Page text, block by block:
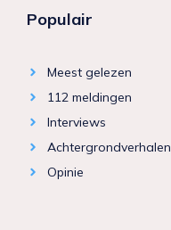
Populair
Meest gelezen
112 meldingen
Interviews
Achtergrondverhalen
Opinie